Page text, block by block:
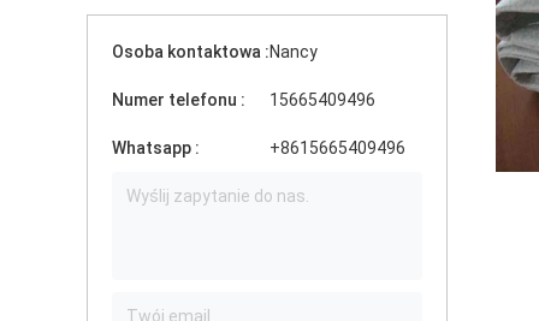
Osoba kontaktowa :Nancy
Numer telefonu : 15665409496
Whatsapp : +8615665409496